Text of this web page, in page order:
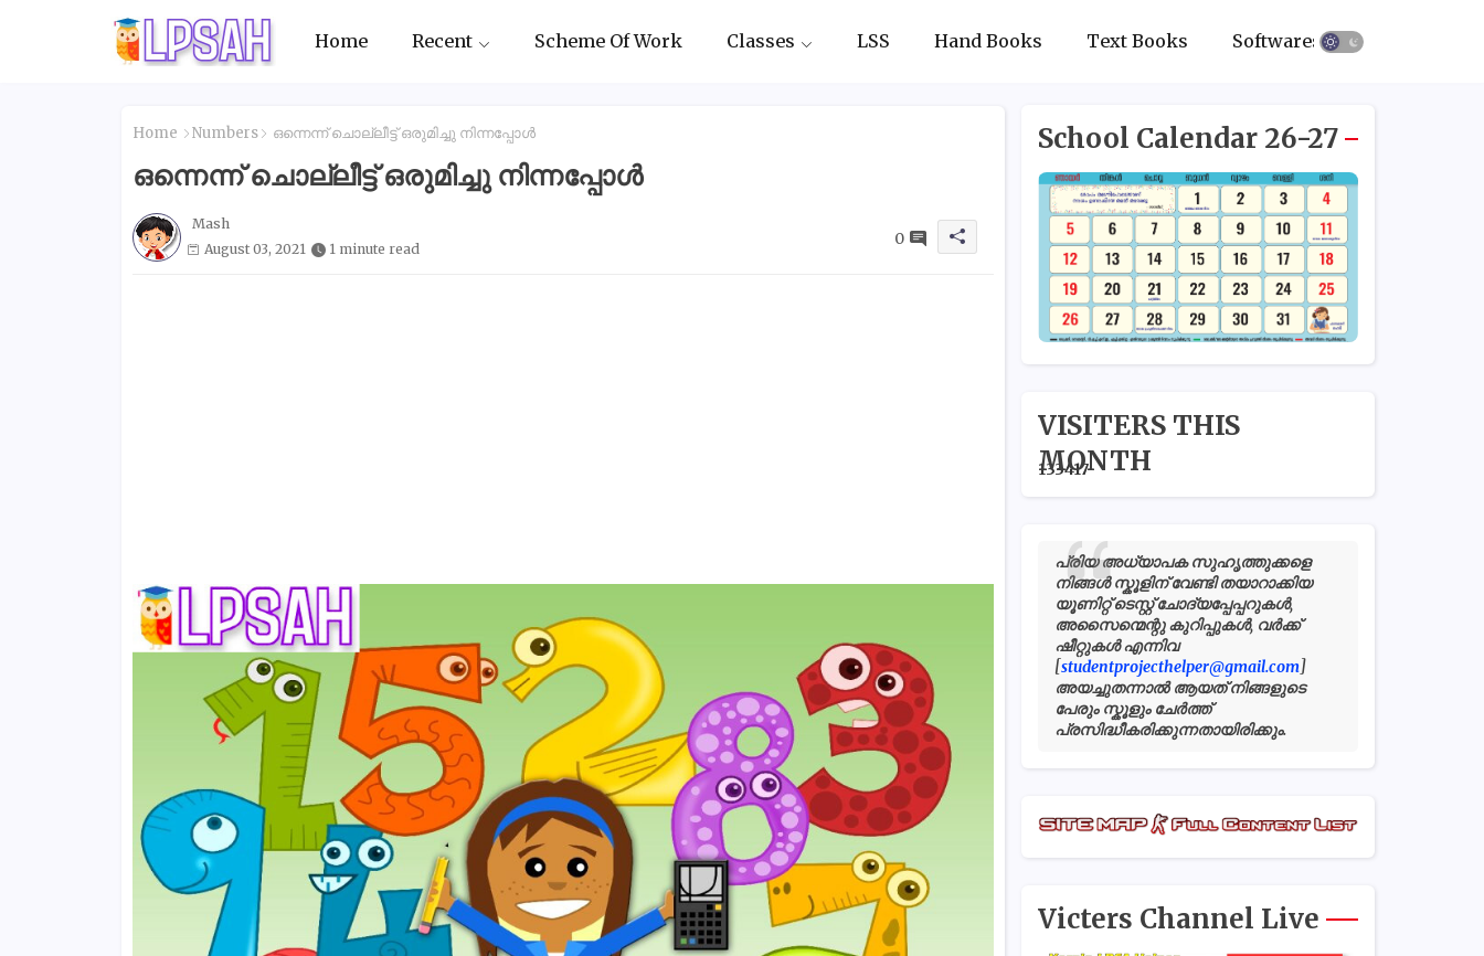
Home Recent Scheme Of Work Classes LSS Hand Books Text Books Softwares
Home Numbers ഒന്നെന്ന് ചൊല്ലീട്ട് ഒരുമിച്ചു നിന്നപ്പോൾ
ഒന്നെന്ന് ചൊല്ലീട്ട് ഒരുമിച്ചു നിന്നപ്പോൾ
Mash
August 03, 2021
1 minute read
0
School Calendar 26-27
VISITERS THIS
MONTH
133417
പ്രിയ അധ്യാപക സുഹൃത്തുക്കളെ
നിങ്ങൾ സ്കൂളിന് വേണ്ടി തയാറാക്കിയ
യൂണിറ്റ് ടെസ്റ്റ് ചോദ്യപ്പേപ്പറുകൾ,
അസൈന്മെന്റു കുറിപ്പുകൾ, വർക്ക്
ഷീറ്റുകൾ എന്നിവ
[studentprojecthelper@gmail.com]
അയച്ചുതന്നാൽ ആയത് നിങ്ങളുടെ
പേരും സ്കൂളും ചേർത്ത്
പ്രസിദ്ധീകരിക്കുന്നതായിരിക്കും.
Victers Channel Live